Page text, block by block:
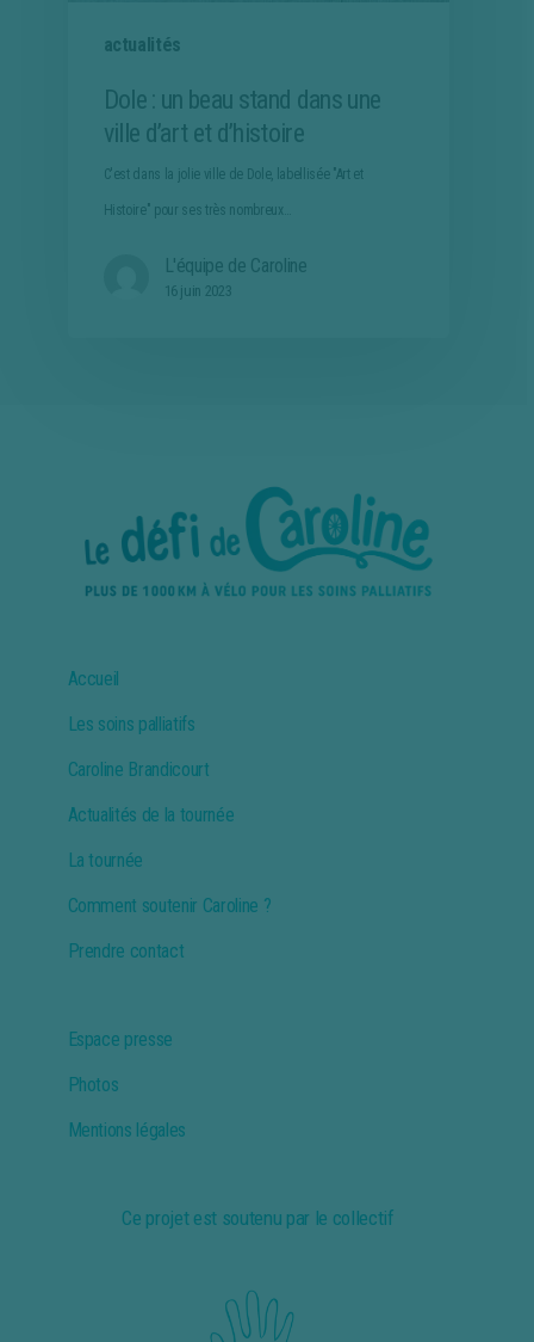
actualités
Dole : un beau stand dans une
ville d’art et d’histoire
C'est dans la jolie ville de Dole, labellisée "Art et
Histoire" pour ses très nombreux…
L'équipe de Caroline
16 juin 2023
Accueil
Les soins palliatifs
Caroline Brandicourt
Actualités de la tournée
La tournée
Comment soutenir Caroline ?
Prendre contact
Espace presse
Photos
Mentions légales
Ce projet est soutenu par le collectif